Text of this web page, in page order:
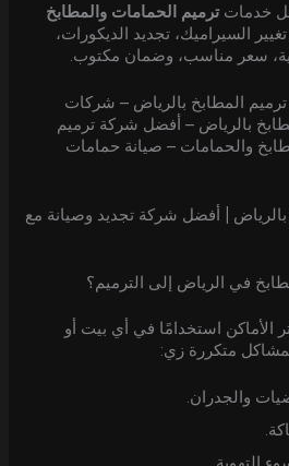
خدماتترميم الحمامات والمطابخ
السيراميك، تجديد الديكورات،
سعر مناسب، وضمان مكتوب.
المطابخ بالرياض – شركات
بالرياض – أفضل شركة ترميم
والحمامات – صيانة حمامات
بالرياض | أفضل شركة تجديد وصيانة مع
في الرياض إلى الترميم؟
الأماكن استخدامًا في أي بيت أو
متكررة زي:
والجدران.